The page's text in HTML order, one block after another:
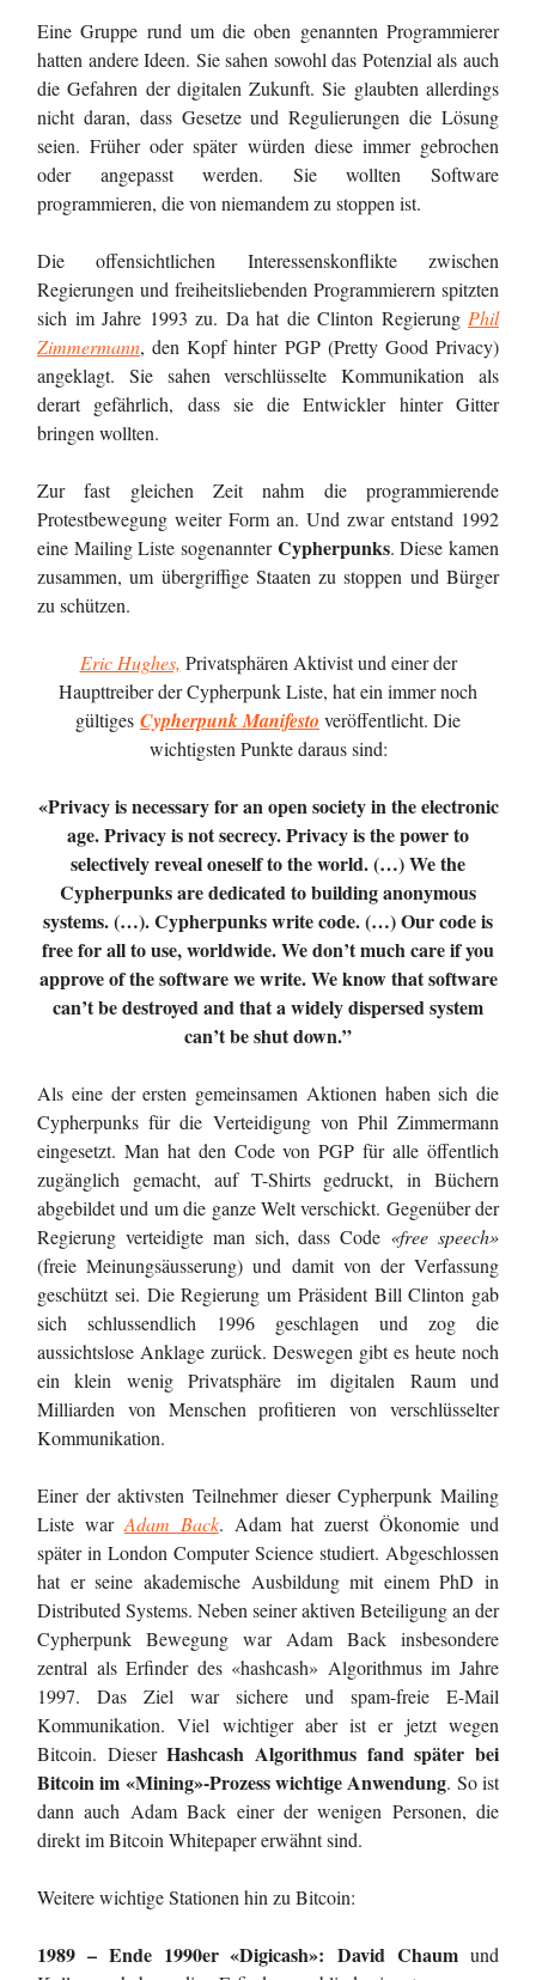
Eine Gruppe rund um die oben genannten Programmierer
hatten andere Ideen. Sie sahen sowohl das Potenzial als auch
die Gefahren der digitalen Zukunft. Sie glaubten allerdings
nicht daran, dass Gesetze und Regulierungen die Lösung
seien. Früher oder später würden diese immer gebrochen
oder angepasst werden. Sie wollten Software
programmieren, die von niemandem zu stoppen ist.
Die offensichtlichen Interessenskonflikte zwischen
Regierungen und freiheitsliebenden Programmierern spitzten
sich im Jahre 1993 zu. Da hat die Clinton Regierung Phil
Zimmermann, den Kopf hinter PGP (Pretty Good Privacy)
angeklagt. Sie sahen verschlüsselte Kommunikation als
derart gefährlich, dass sie die Entwickler hinter Gitter
bringen wollten.
Zur fast gleichen Zeit nahm die programmierende
Protestbewegung weiter Form an. Und zwar entstand 1992
eine Mailing Liste sogenannterCypherpunks. Diese kamen
zusammen, um übergriffige Staaten zu stoppen und Bürger
zu schützen.
Eric Hughes, Privatsphären Aktivist und einer der
Haupttreiber der Cypherpunk Liste, hat ein immer noch
gültiges Cypherpunk Manifesto veröffentlicht. Die
wichtigsten Punkte daraus sind:
«Privacy is necessary for an open society in the electronic
age. Privacy is not secrecy. Privacy is the power to
selectively reveal oneself to the world. (…) We the
Cypherpunks are dedicated to building anonymous
systems. (…). Cypherpunks write code. (…) Our code is
free for all to use, worldwide. We don’t much care if you
approve of the software we write. We know that software
can’t be destroyed and that a widely dispersed system
can’t be shut down.”
Als eine der ersten gemeinsamen Aktionen haben sich die
Cypherpunks für die Verteidigung von Phil Zimmermann
eingesetzt. Man hat den Code von PGP für alle öffentlich
zugänglich gemacht, auf T-Shirts gedruckt, in Büchern
abgebildet und um die ganze Welt verschickt. Gegenüber der
Regierung verteidigte man sich, dass Code «free speech»
(freie Meinungsäusserung) und damit von der Verfassung
geschützt sei. Die Regierung um Präsident Bill Clinton gab
sich schlussendlich 1996 geschlagen und zog die
aussichtslose Anklage zurück. Deswegen gibt es heute noch
ein klein wenig Privatsphäre im digitalen Raum und
Milliarden von Menschen profitieren von verschlüsselter
Kommunikation.
Einer der aktivsten Teilnehmer dieser Cypherpunk Mailing
Liste war Adam Back. Adam hat zuerst Ökonomie und
später in London Computer Science studiert. Abgeschlossen
hat er seine akademische Ausbildung mit einem PhD in
Distributed Systems. Neben seiner aktiven Beteiligung an der
Cypherpunk Bewegung war Adam Back insbesondere
zentral als Erfinder des «hashcash» Algorithmus im Jahre
1997. Das Ziel war sichere und spam-freie E-Mail
Kommunikation. Viel wichtiger aber ist er jetzt wegen
Bitcoin. DieserHashcash Algorithmus fand später bei
Bitcoin im «Mining»-Prozess wichtige Anwendung. So ist
dann auch Adam Back einer der wenigen Personen, die
direkt im Bitcoin Whitepaper erwähnt sind.
Weitere wichtige Stationen hin zu Bitcoin:
1989 – Ende 1990er «Digicash»: David Chaum und